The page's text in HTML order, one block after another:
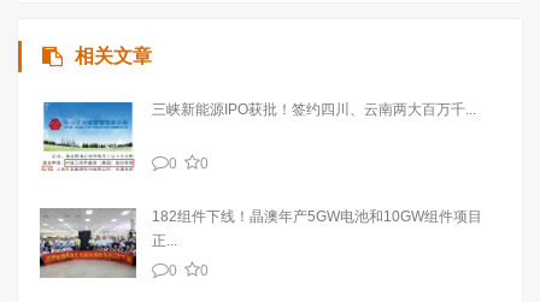
相关文章
三峡新能源IPO获批！签约四川、云南两大百万千...
0 0
182组件下线！晶澳年产5GW电池和10GW组件项目
正...
0
0